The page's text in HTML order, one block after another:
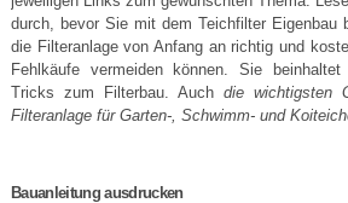
durch, bevor Sie mit dem Teichfilter Eigenbau
die Filteranlage von Anfang an richtig und
Fehlkäufe vermeiden können. Sie
Tricks zum Filterbau. Auchdie wichtigsten
Filteranlage für Garten-, Schwimm- und
Bauanleitung ausdrucken